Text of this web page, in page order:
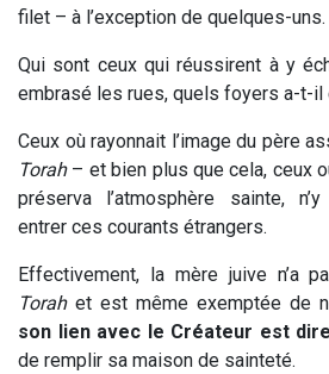
filet – à l’exception de quelques-uns.
Qui sont ceux qui réussirent à y
embrasé les rues, quels foyers a-t-il
Ceux où rayonnait l’image du père
Torah– et bien plus que cela, ceux
préserva l’atmosphère sainte,
entrer ces courants étrangers.
Effectivement, la mère juive n’a
Torahet est même exemptée de
son lien avec le Créateur est
de remplir sa maison de sainteté.